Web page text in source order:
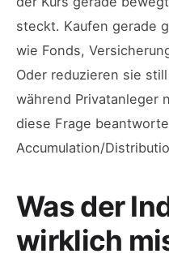
steckt. Kaufen gerade
wie Fonds,
Oder reduzieren sie
während Privatanleger
diese Frage
Accumulation/
Was der
wirklich